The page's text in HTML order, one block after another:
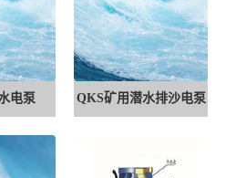
电泵 QKS矿用潜水排沙电泵